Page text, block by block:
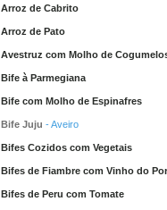
Arroz de Cabrito
Arroz de Pato
Avestruz com Molho de
Bife à Parmegiana
Bife com Molho de Espinafres
Bife Juju - Aveiro
Bifes Cozidos com Vegetais
Bifes de Fiambre com Vinho do
Bifes de Peru com Tomate